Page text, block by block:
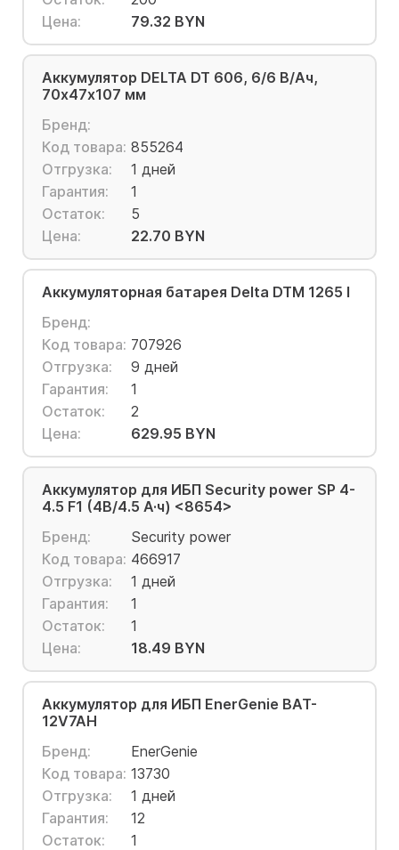
Цена:
79.32 BYN
Аккумулятор DELTA DT 606, 6/6 В/Ач,
70х47х107 мм
Бренд:
Код товара: 855264
Отгрузка:
1 дней
Гарантия:
1
Остаток:
5
Цена:
22.70 BYN
Аккумуляторная батарея Delta DTM 1265 I
Бренд:
Код товара: 707926
Отгрузка:
9 дней
Гарантия:
1
Остаток:
2
Цена:
629.95 BYN
Аккумулятор для ИБП Security power SP 4-
4.5 F1 (4В/4.5 А·ч) <8654>
Бренд:
Security power
Код товара: 466917
Отгрузка:
1 дней
Гарантия:
1
Остаток:
1
Цена:
18.49 BYN
Аккумулятор для ИБП EnerGenie BAT-
12V7AH
Бренд:
EnerGenie
Код товара: 13730
Отгрузка:
1 дней
Гарантия:
12
Остаток:
1